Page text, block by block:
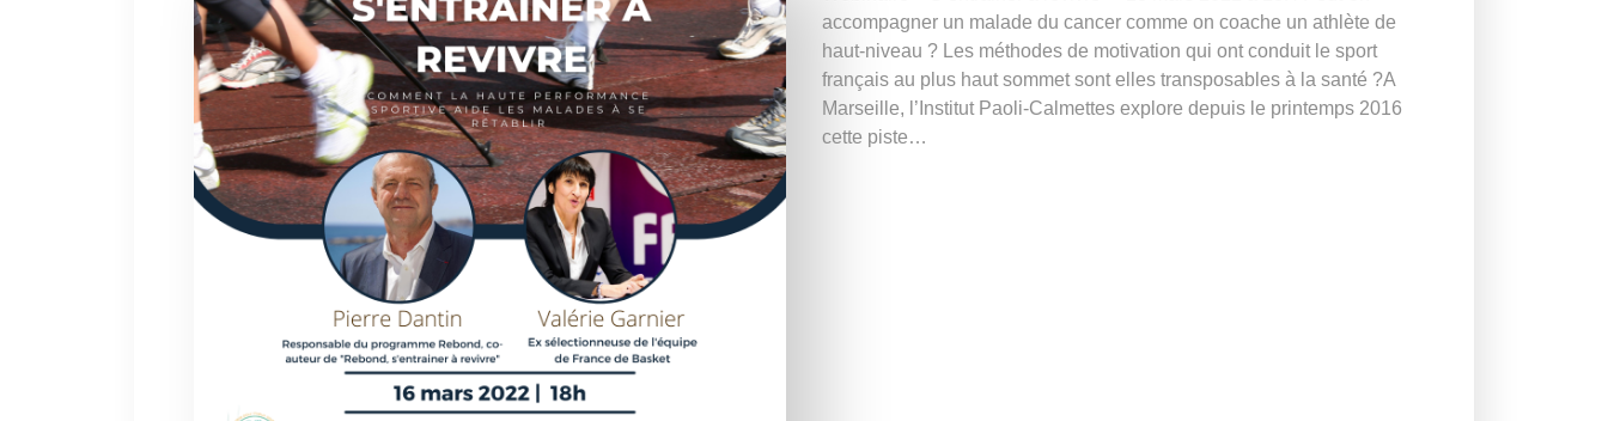
accompagner un malade du cancer comme on coache un athlète de
haut-niveau ? Les méthodes de motivation qui ont conduit le sport
français au plus haut sommet sont elles transposables à la santé ?A
Marseille, l’Institut Paoli-Calmettes explore depuis le printemps 2016
cette piste…